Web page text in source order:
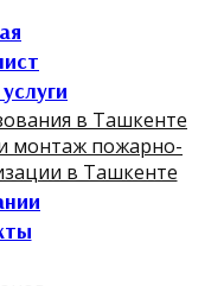
в Ташкенте
монтаж пожарно-
в Ташкенте